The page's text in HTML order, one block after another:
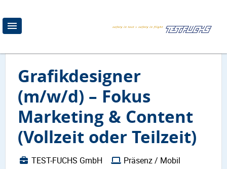
Grafikdesigner
(m/w/d) – Fokus
Marketing & Content
(Vollzeit oder Teilzeit)
TEST-FUCHS GmbH
Präsenz / Mobil